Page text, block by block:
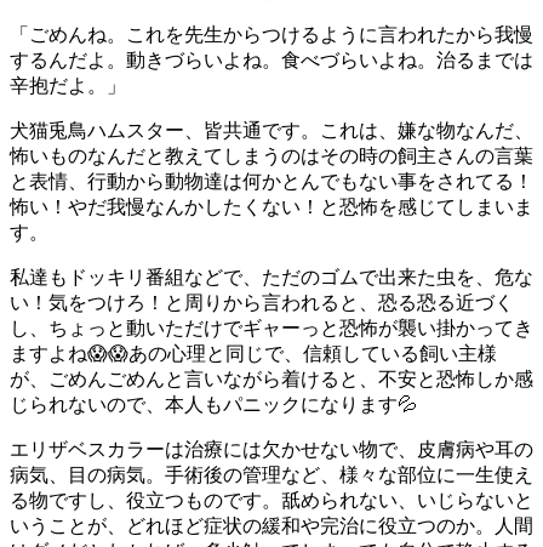
「ごめんね。これを先生からつけるように言われたから我慢
するんだよ。動きづらいよね。食べづらいよね。治るまでは
辛抱だよ。」
犬猫兎鳥ハムスター、皆共通です。これは、嫌な物なんだ、
怖いものなんだと教えてしまうのはその時の飼主さんの言葉
と表情、行動から動物達は何かとんでもない事をされてる！
怖い！やだ我慢なんかしたくない！と恐怖を感じてしまいま
す。
私達もドッキリ番組などで、ただのゴムで出来た虫を、危な
い！気をつけろ！と周りから言われると、恐る恐る近づく
し、ちょっと動いただけでギャーっと恐怖が襲い掛かってき
ますよね😱😱あの心理と同じで、信頼している飼い主様
が、ごめんごめんと言いながら着けると、不安と恐怖しか感
じられないので、本人もパニックになります💦
エリザベスカラーは治療には欠かせない物で、皮膚病や耳の
病気、目の病気。手術後の管理など、様々な部位に一生使え
る物ですし、役立つものです。舐められない、いじらないと
いうことが、どれほど症状の緩和や完治に役立つのか。人間